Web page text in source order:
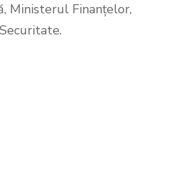
Ministerul Finanțelor,